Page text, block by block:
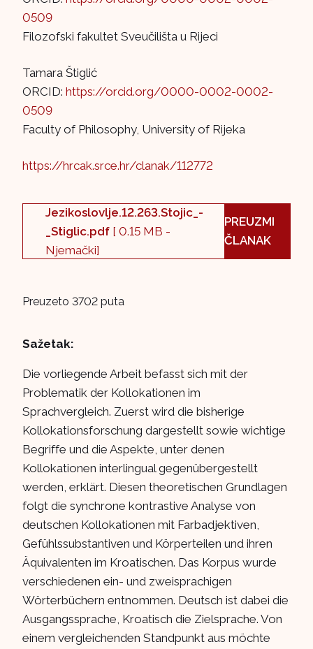
0509
Filozofski fakultet Sveučilišta u Rijeci
Tamara Štiglić
ORCID: https://orcid.org/0000-0002-0002-
0509
Faculty of Philosophy, University of Rijeka
https://hrcak.srce.hr/clanak/112772
Jezikoslovlje.12.263.Stojic_-
_Stiglic.pdf [ 0.15 MB -
Njemački]
PREUZMI
ČLANAK
Preuzeto 3702 puta
Sažetak:
Die vorliegende Arbeit befasst sich mit der
Problematik der Kollokationen im
Sprachvergleich. Zuerst wird die bisherige
Kollokationsforschung dargestellt sowie wichtige
Begriffe und die Aspekte, unter denen
Kollokationen interlingual gegenübergestellt
werden, erklärt. Diesen theoretischen Grundlagen
folgt die synchrone kontrastive Analyse von
deutschen Kollokationen mit Farbadjektiven,
Gefühlssubstantiven und Körperteilen und ihren
Äquivalenten im Kroatischen. Das Korpus wurde
verschiedenen ein- und zweisprachigen
Wörterbüchern entnommen. Deutsch ist dabei die
Ausgangssprache, Kroatisch die Zielsprache. Von
einem vergleichenden Standpunkt aus möchte